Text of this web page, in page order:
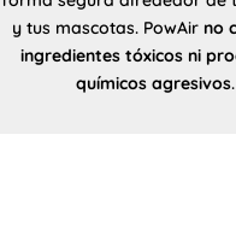
y tus mascotas. PowAir no
ingredientes tóxicos ni
químicos agresivos.